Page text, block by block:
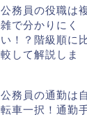
公務員の役職は
雑で分かりにく
い！？階級順に
較して解説しま
公務員の通勤は自
転車一択！通勤